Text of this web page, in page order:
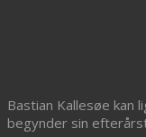
Bastian Kallesøe kan
begynder sin